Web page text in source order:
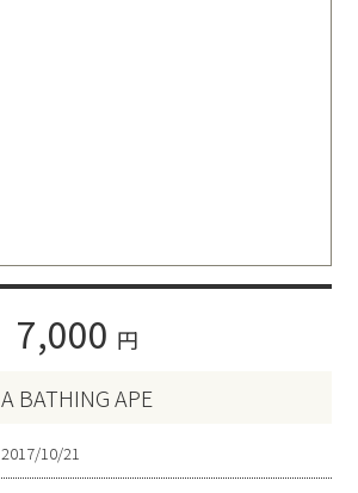
7,000 円
A BATHING APE
2017/10/21